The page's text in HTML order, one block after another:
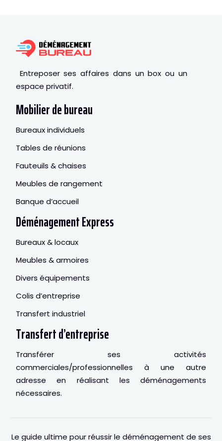
Entreposer ses affaires dans un box ou un
espace privatif.
Mobilier de bureau
Bureaux individuels
Tables de réunions
Fauteuils & chaises
Meubles de rangement
Banque d’accueil
Déménagement Express
Bureaux & locaux
Meubles & armoires
Divers équipements
Colis d’entreprise
Transfert industriel
Transfert d’entreprise
Transférer ses activités
commerciales/professionnelles à une autre
adresse en réalisant les déménagements
nécessaires.
Le guide ultime pour réussir le déménagement de ses